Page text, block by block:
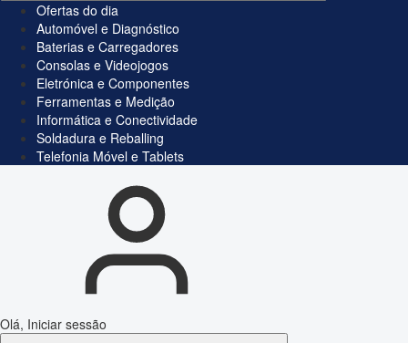
Ofertas do dia
Automóvel e Diagnóstico
Baterias e Carregadores
Consolas e Videojogos
Eletrónica e Componentes
Ferramentas e Medição
Informática e Conectividade
Soldadura e Reballing
Telefonia Móvel e Tablets
Olá, Iniciar sessão